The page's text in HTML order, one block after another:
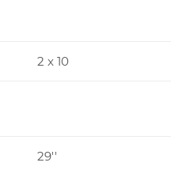
2 x 10
29''